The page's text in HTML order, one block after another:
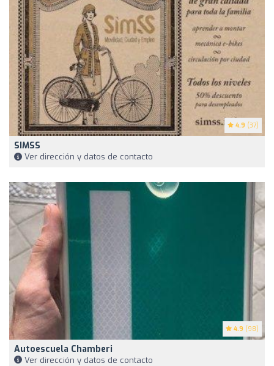
4.9 (37)
SIMSS
Ver dirección y datos de contacto
4.9 (98)
Autoescuela Chamberi
Ver dirección y datos de contacto